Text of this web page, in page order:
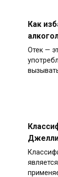
Как
Отек —